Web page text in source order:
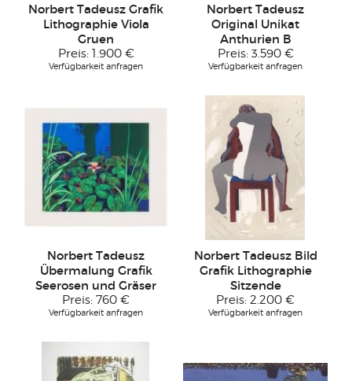
Norbert Tadeusz Grafik
Lithographie Viola
Gruen
Preis: 1.900 €
Verfügbarkeit anfragen
Norbert Tadeusz
Original Unikat
Anthurien B
Preis: 3.590 €
Verfügbarkeit anfragen
Norbert Tadeusz
Übermalung Grafik
Seerosen und Gräser
Preis: 760 €
Verfügbarkeit anfragen
Norbert Tadeusz Bild
Grafik Lithographie
Sitzende
Preis: 2.200 €
Verfügbarkeit anfragen